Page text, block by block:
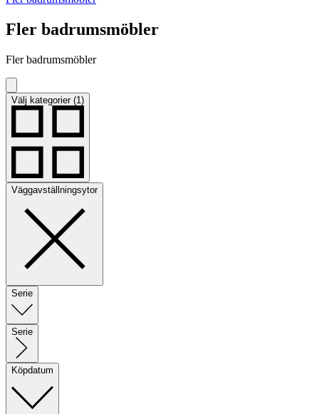
Fler badrumsmöbler
Fler badrumsmöbler
Välj kategorier (1)
Väggavställningsytor
Serie
Serie
Köpdatum